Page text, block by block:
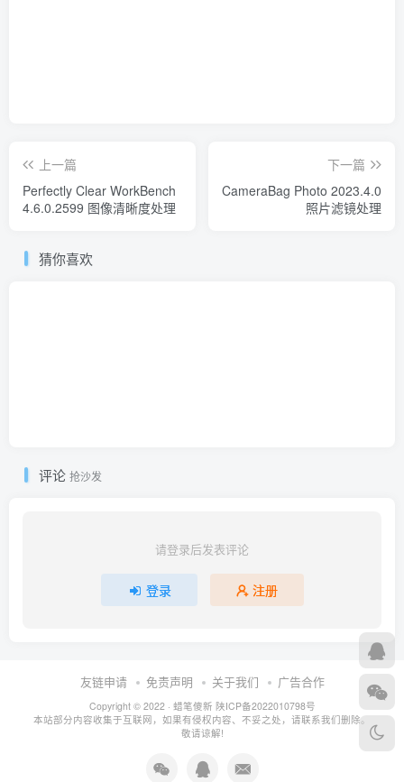
上一篇
Perfectly Clear WorkBench
4.6.0.2599 图像清晰度处理
下一篇
CameraBag Photo 2023.4.0
照片滤镜处理
猜你喜欢
评论 抢沙发
请登录后发表评论
登录 注册
友链申请 免责声明 关于我们 广告合作
Copyright © 2022 · 蜡笔傻新 陕ICP备2022010798号
本站部分内容收集于互联网，如果有侵权内容、不妥之处，请联系我们删除。
敬请谅解!